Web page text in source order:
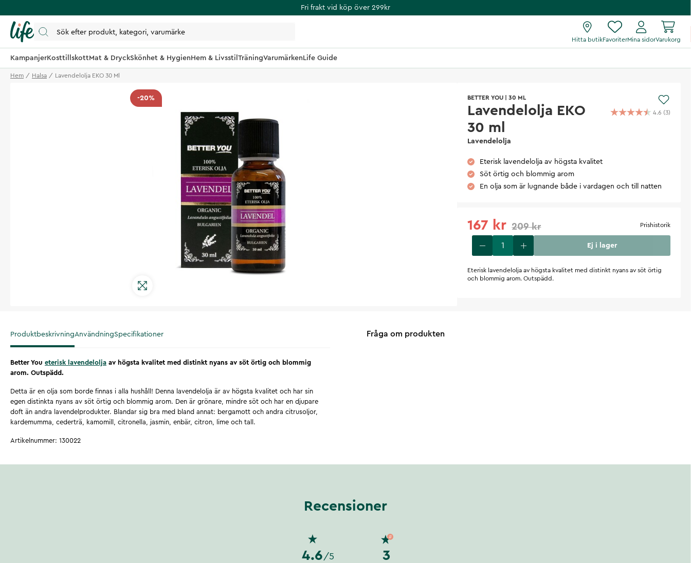
Fri frakt vid köp över 299kr
Hitta butikFavoriterMina sidorVarukorg
KampanjerKosttillskottMat & DryckSkönhet & HygienHem & Livsstil TräningVarumärkenLife Guide
Hem Halsa Lavendelolja EKO 30 Ml
-20% BETTER YOU 30 ML
Lavendelolja EKO
30 ml
Lavendelolja
4.6 (3)
Eterisk lavendelolja av högsta kvalitet
Söt örtig och blommig arom
En olja som är lugnande både i vardagen och till natten
167 kr 209 kr Prishistorik
Ej i lager
Eterisk lavendelolja av högsta kvalitet med distinkt nyans av söt örtig
och blommig arom. Outspädd.
ProduktbeskrivningAnvändningSpecifikationer
Better You eterisk lavendelolja av högsta kvalitet med distinkt nyans av söt örtig och blommig
arom. Outspädd.
Detta är en olja som borde finnas i alla hushåll! Denna lavendelolja är av högsta kvalitet och har sin
egen distinkta nyans av söt örtig och blommig arom. Den är grönare, mindre söt och har en djupare
doft än andra lavendelprodukter. Blandar sig bra med bland annat: bergamott och andra citrusoljor,
kardemumma, cederträ, kamomill, citronella, jasmin, enbär, citron, lime och tall.
Artikelnummer: 130022
Fråga om produkten
Recensioner
4.6 /5 3